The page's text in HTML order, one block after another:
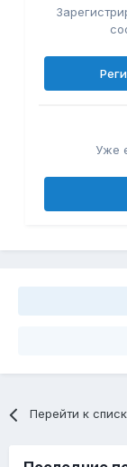
Уже
Перейти к